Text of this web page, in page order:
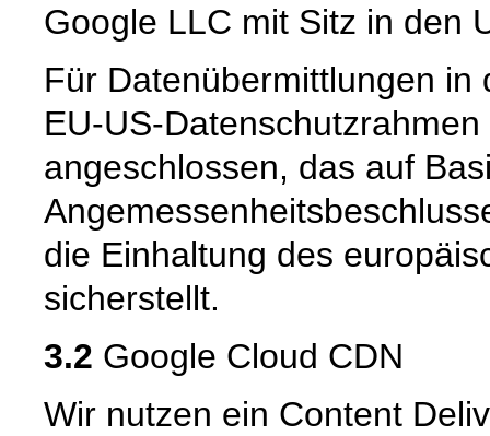
Google LLC mit Sitz in den
Für Datenübermittlungen in
EU-US-
angeschlossen, das auf
die Einhaltung des
sicherstellt.
3.2 Google Cloud CDN
Wir nutzen ein Content